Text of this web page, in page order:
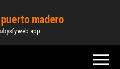
madero